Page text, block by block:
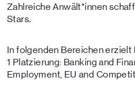
Zahlreiche Anwält*innen
Stars.
In folgenden Bereichen
1 Platzierung: Banking and
Employment, EU and